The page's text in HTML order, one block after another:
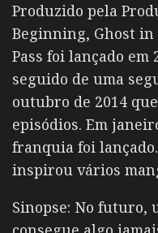
Produzido pela
Beginning, Ghost in
Pass foi lançado em
seguido de uma
outubro de 2014
episódios. Em
franquia foi
inspirou vários
Sinopse: No futuro,